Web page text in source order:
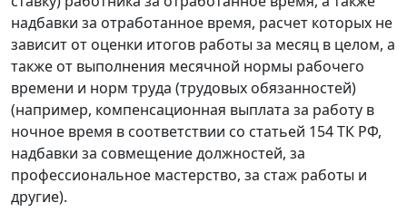
надбавки за отработанное время, расчет которых не
зависит от оценки итогов работы за месяц в целом, а
также от выполнения месячной нормы рабочего
времени и норм труда (трудовых обязанностей)
(например, компенсационная выплата за работу в
ночное время в соответствии со статьей 154 ТК РФ,
надбавки за совмещение должностей, за
профессиональное мастерство, за стаж работы и
другие).